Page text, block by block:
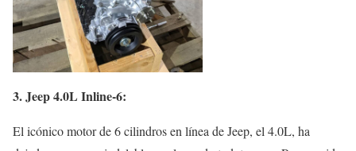
3. Jeep 4.0L Inline-6:
El icónico motor de 6 cilindros en línea de Jeep, el 4.0L, ha